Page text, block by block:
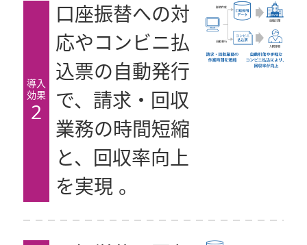
導入
効果
2
口座振替への対
応やコンビニ払
込票の自動発行
で、請求・回収
業務の時間短縮
と、回収率向上
を実現 。